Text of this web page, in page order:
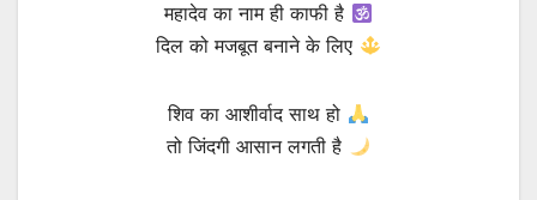
महादेव का नाम ही काफी है
दिल को मजबूत बनाने के लिए
शिव का आशीर्वाद साथ हो
तो जिंदगी आसान लगती है